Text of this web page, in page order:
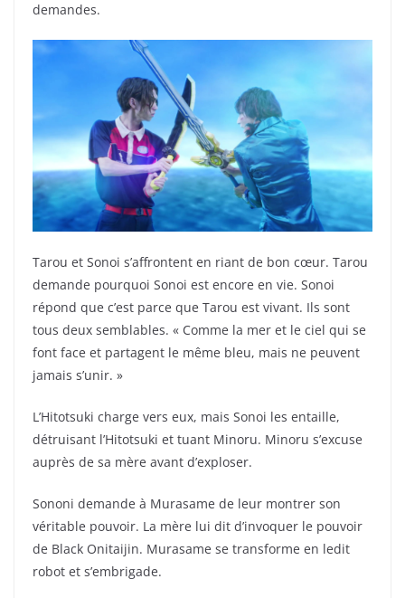
demandes.
Tarou et Sonoi s’affrontent en riant de bon cœur. Tarou
demande pourquoi Sonoi est encore en vie. Sonoi
répond que c’est parce que Tarou est vivant. Ils sont
tous deux semblables. « Comme la mer et le ciel qui se
font face et partagent le même bleu, mais ne peuvent
jamais s’unir. »
L’Hitotsuki charge vers eux, mais Sonoi les entaille,
détruisant l’Hitotsuki et tuant Minoru. Minoru s’excuse
auprès de sa mère avant d’exploser.
Sononi demande à Murasame de leur montrer son
véritable pouvoir. La mère lui dit d’invoquer le pouvoir
de Black Onitaijin. Murasame se transforme en ledit
robot et s’embrigade.